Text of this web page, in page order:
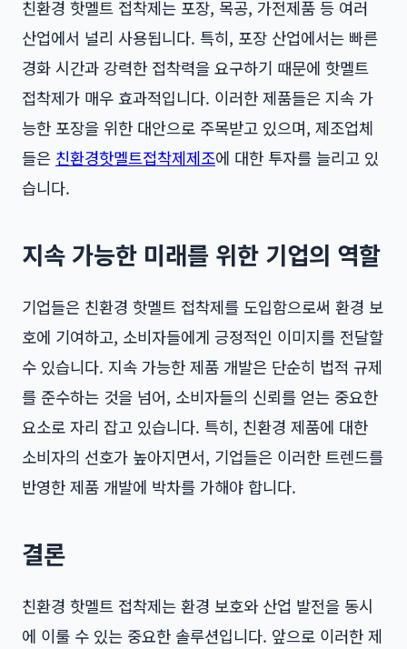
친환경 핫멜트 접착제는 포장, 목공, 가전제품 등 여러
산업에서 널리 사용됩니다. 특히, 포장 산업에서는 빠른
경화 시간과 강력한 접착력을 요구하기 때문에 핫멜트
접착제가 매우 효과적입니다. 이러한 제품들은 지속 가
능한 포장을 위한 대안으로 주목받고 있으며, 제조업체
들은 친환경핫멜트접착제제조에 대한 투자를 늘리고 있
습니다.
지속 가능한 미래를 위한 기업의 역할
기업들은 친환경 핫멜트 접착제를 도입함으로써 환경 보
호에 기여하고, 소비자들에게 긍정적인 이미지를 전달할
수 있습니다. 지속 가능한 제품 개발은 단순히 법적 규제
를 준수하는 것을 넘어, 소비자들의 신뢰를 얻는 중요한
요소로 자리 잡고 있습니다. 특히, 친환경 제품에 대한
소비자의 선호가 높아지면서, 기업들은 이러한 트렌드를
반영한 제품 개발에 박차를 가해야 합니다.
결론
친환경 핫멜트 접착제는 환경 보호와 산업 발전을 동시
에 이룰 수 있는 중요한 솔루션입니다. 앞으로 이러한 제